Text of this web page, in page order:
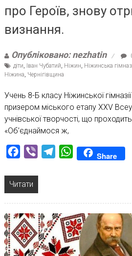
про Героїв, знову
визнання.
Опубліковано: nezhatin
діти, Іван Чубатий, Ніжин, Ніжинська
Ніжина, Чернігівщина
Учень 8-Б класу Ніжинської
призером міського етапу ХХV
учнівської творчості, що
«Об’єднаймося ж,
Facebook
Viber TelegramWhatsAppShare
Читати